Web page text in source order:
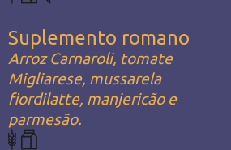
Suplemento romano
Arroz Carnaroli, tomate
Migliarese, mussarela
fiordilatte, manjericão e
parmesão.